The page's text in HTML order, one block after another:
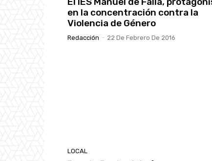
en la concentración contra la
Violencia de Género
Redacción - 22 De Febrero De 2016
LOCAL